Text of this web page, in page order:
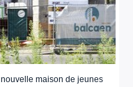
maison de jeunes